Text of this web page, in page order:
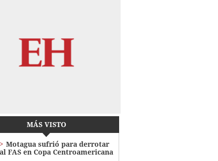
MÁS VISTO
Motagua sufrió para derrotar
al FAS en Copa Centroamericana